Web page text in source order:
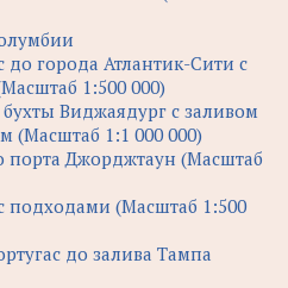
до города Атлантик-Сити с
1:500 000)
Виджаядург с заливом
(Масштаб 1:1 000 000)
порта Джорджтаун (Масштаб
подходами (Масштаб 1:500
до залива Тампа